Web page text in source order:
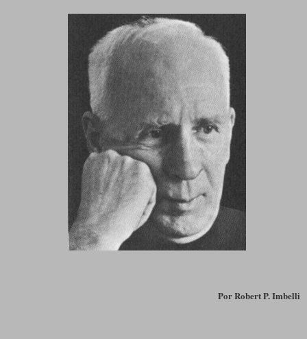
PorRobert P. Imbelli